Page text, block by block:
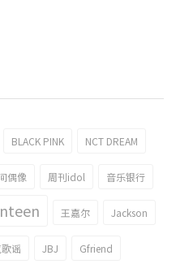
BLACK PINK NCT DREAM
偶像 周刊idol 音乐银行
王嘉尔 Jackson
歌谣 JBJ Gfriend